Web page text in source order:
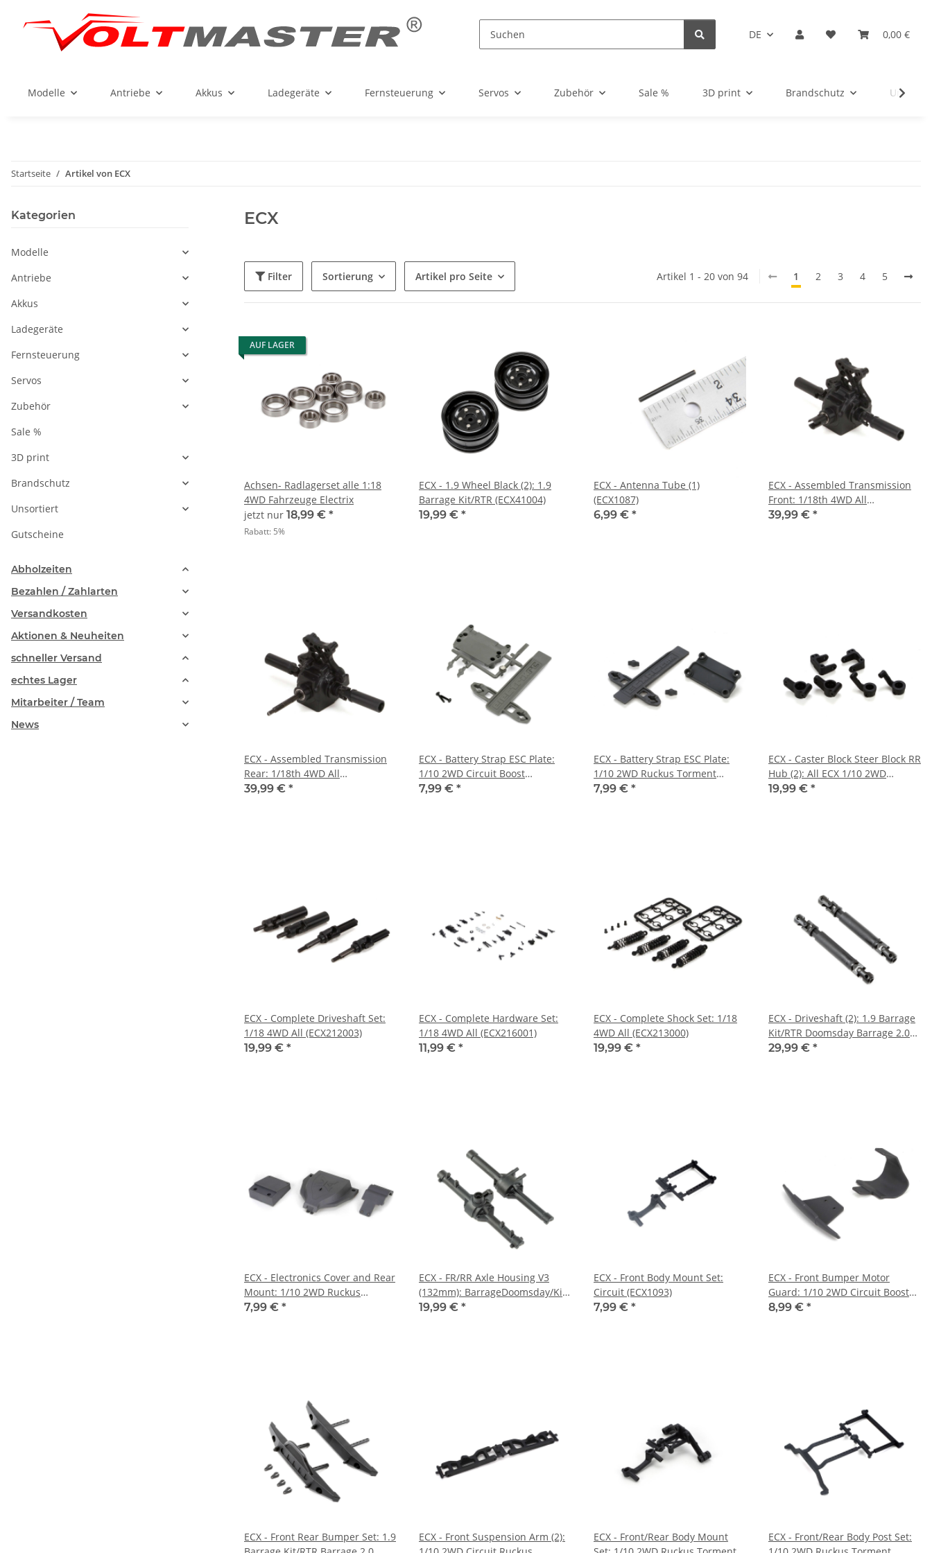
DE 0,00 €
Modelle Antriebe Akkus Ladegeräte Fernsteuerung Servos Zubehör Sale % 3D print Brandschutz
Startseite Artikel von ECX
ECX
Filter Sortierung Artikel pro Seite Artikel 1 - 20 von 94 1 2 3 4 5
AUF LAGER
Achsen- Radlagerset alle 1:18
4WD Fahrzeuge Electrix
jetzt nur 18,99 € *
Rabatt: 5%
ECX - 1.9 Wheel Black (2): 1.9
Barrage Kit/RTR (ECX41004)
19,99 € *
ECX - Antenna Tube (1)
(ECX1087)
6,99 € *
ECX - Assembled Transmission
Front: 1/18th 4WD All
(ECX212000)
39,99 € *
ECX - Assembled Transmission
Rear: 1/18th 4WD All
(ECX212001)
39,99 € *
ECX - Battery Strap ESC Plate:
1/10 2WD Circuit Boost
(ECX1088)
7,99 € *
ECX - Battery Strap ESC Plate:
1/10 2WD Ruckus Torment
(ECX231003)
7,99 € *
ECX - Caster Block Steer Block RR
Hub (2): All ECX 1/10 2WD
(ECX234000)
19,99 € *
ECX - Complete Driveshaft Set:
1/18 4WD All (ECX212003)
19,99 € *
ECX - Complete Hardware Set:
1/18 4WD All (ECX216001)
11,99 € *
ECX - Complete Shock Set: 1/18
4WD All (ECX213000)
19,99 € *
ECX - Driveshaft (2): 1.9 Barrage
Kit/RTR Doomsday Barrage 2.0
(ECX212021)
29,99 € *
ECX - Electronics Cover and Rear
Mount: 1/10 2WD Ruckus
Torment (ECX2011)
7,99 € *
ECX - FR/RR Axle Housing V3
(132mm): BarrageDoomsday/Kit
(ECX222000)
19,99 € *
ECX - Front Body Mount Set:
Circuit (ECX1093)
7,99 € *
ECX - Front Bumper Motor
Guard: 1/10 2WD Circuit Boost
(ECX231000)
8,99 € *
ECX - Front Rear Bumper Set: 1.9
ECX - Front Suspension Arm (2):
ECX - Front/Rear Body Mount
ECX - Front/Rear Body Post Set:
Kategorien
Modelle
Antriebe
Akkus
Ladegeräte
Fernsteuerung
Servos
Zubehör
Sale %
3D print
Brandschutz
Unsortiert
Gutscheine
Abholzeiten
Bezahlen / Zahlarten
Versandkosten
Aktionen & Neuheiten
schneller Versand
echtes Lager
Mitarbeiter / Team
News